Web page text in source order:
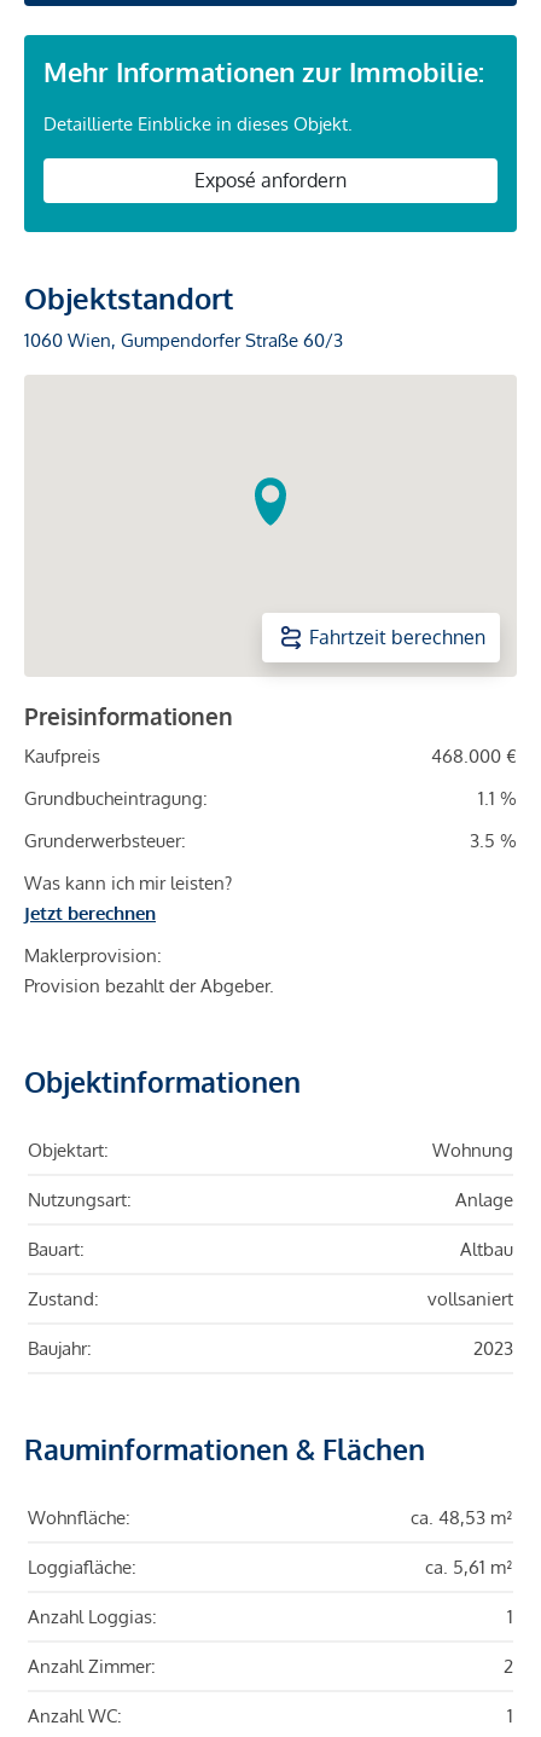
Mehr Informationen zur Immobilie:
Detaillierte Einblicke in dieses Objekt.
Exposé anfordern
Objektstandort
1060 Wien, Gumpendorfer Straße 60/3
Fahrtzeit berechnen
Preisinformationen
Kaufpreis
468.000 €
Grundbucheintragung:
1.1 %
Grunderwerbsteuer:
3.5 %
Was kann ich mir leisten?
Jetzt berechnen
Maklerprovision:
Provision bezahlt der Abgeber.
Objektinformationen
Objektart: Wohnung
Nutzungsart: Anlage
Bauart: Altbau
Zustand: vollsaniert
Baujahr: 2023
Rauminformationen & Flächen
Wohnfläche: ca. 48,53 m²
Loggiafläche: ca. 5,61 m²
Anzahl Loggias: 1
Anzahl Zimmer: 2
Anzahl WC: 1